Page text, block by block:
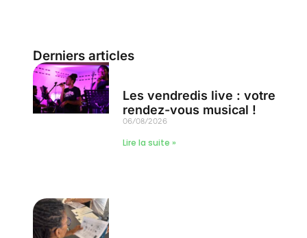
Derniers articles
Les vendredis live : votre
rendez-vous musical !
06/08/2026
Lire la suite »